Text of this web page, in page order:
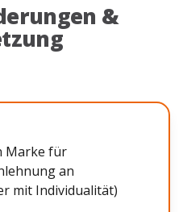
&
Marke für
an
mit Individualität)